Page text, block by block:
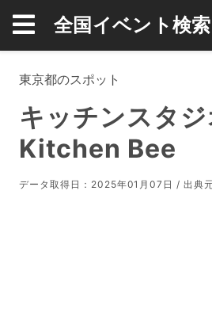
全国イベント検索
東京都のスポット
キッチンスタジ
Kitchen Bee
データ取得日：2025年01月07日 / 出典元